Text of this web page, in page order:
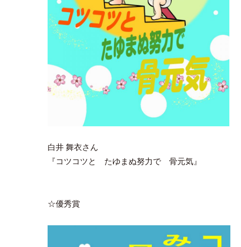
白井 舞衣さん
『コツコツと たゆまぬ努力で 骨元気』
☆優秀賞